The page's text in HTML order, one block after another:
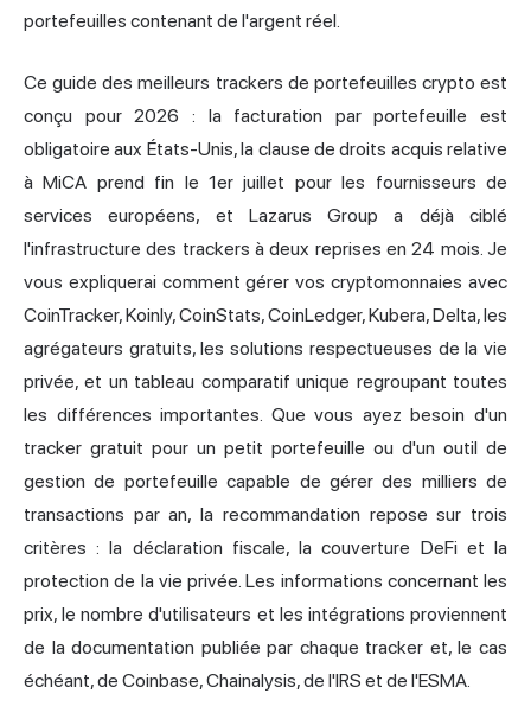
portefeuilles contenant de l'argent réel.
Ce guide des meilleurs trackers de portefeuilles crypto est
conçu pour 2026 : la facturation par portefeuille est
obligatoire aux États-Unis, la clause de droits acquis relative
à MiCA prend fin le 1er juillet pour les fournisseurs de
services européens, et Lazarus Group a déjà ciblé
l'infrastructure des trackers à deux reprises en 24 mois. Je
vous expliquerai comment gérer vos cryptomonnaies avec
CoinTracker, Koinly,CoinStats, CoinLedger, Kubera, Delta, les
agrégateurs gratuits, les solutions respectueuses de la vie
privée, et un tableau comparatif unique regroupant toutes
les différences importantes. Que vous ayez besoin d'un
tracker gratuit pour un petit portefeuille ou d'un outil de
gestion de portefeuille capable de gérer des milliers de
transactions par an, la recommandation repose sur trois
critères : la déclaration fiscale, la couverture DeFi et la
protection de la vie privée. Les informations concernant les
prix, le nombre d'utilisateurs et les intégrations proviennent
de la documentation publiée par chaque tracker et, le cas
échéant, de Coinbase, Chainalysis, de l'IRS et de l'ESMA.